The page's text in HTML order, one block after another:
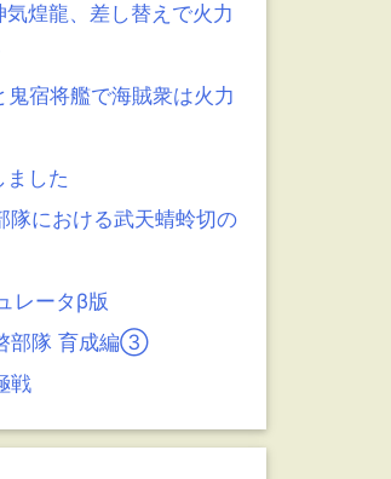
気煌龍、差し替えで火力
鬼宿将艦で海賊衆は火力
ました
隊における武天蜻蛉切の
レータβ版
部隊 育成編③
戦